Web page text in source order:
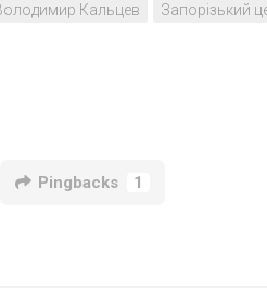
Кальцев Запорізький
Pingbacks 1